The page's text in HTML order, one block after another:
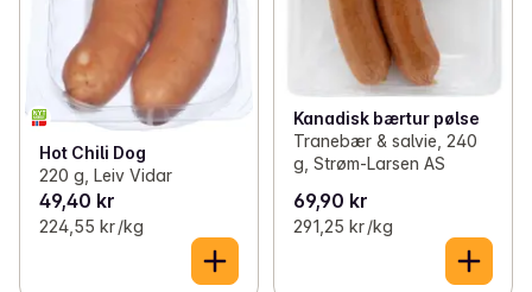
Hot Chili Dog
220 g, Leiv Vidar
49,40 kr
224,55 kr /kg
Kanadisk bærtur pølse
Tranebær & salvie, 240
g, Strøm-Larsen AS
69,90 kr
291,25 kr /kg